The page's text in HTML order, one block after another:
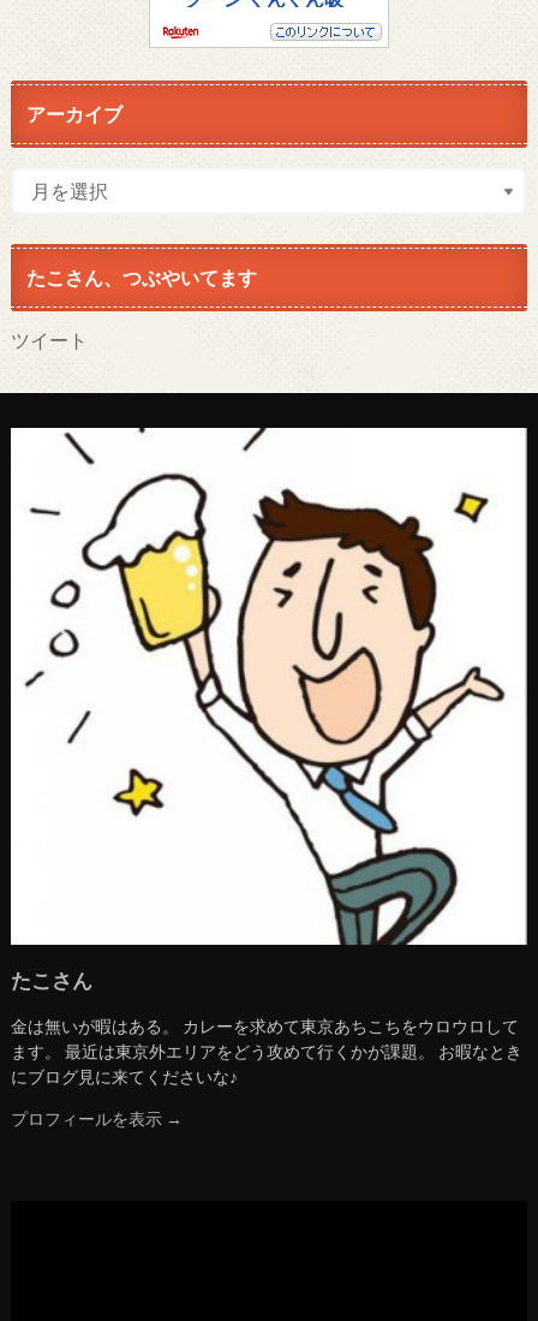
アーカイブ
たこさん、つぶやいてます
ツイート
たこさん
金は無いが暇はある。 カレーを求めて東京あちこちをウロウロして
ます。 最近は東京外エリアをどう攻めて行くかが課題。 お暇なとき
にブログ見に来てくださいな♪
プロフィールを表示 →